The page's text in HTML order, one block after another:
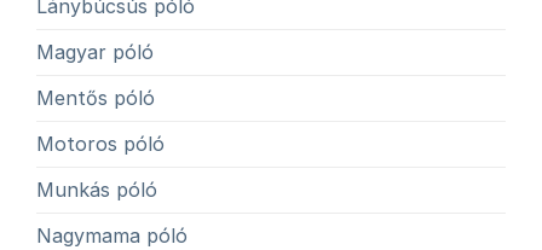
Lánybúcsús póló
Magyar póló
Mentős póló
Motoros póló
Munkás póló
Nagymama póló